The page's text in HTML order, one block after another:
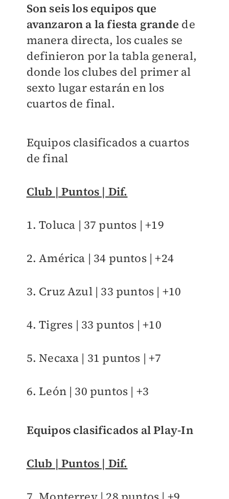
Son seis los equipos que
avanzaron a la fiesta grande de
manera directa, los cuales se
definieron por la tabla general,
donde los clubes del primer al
sexto lugar estarán en los
cuartos de final.
Equipos clasificados a cuartos
de final
Club | Puntos | Dif.
1. Toluca | 37 puntos | +19
2. América | 34 puntos | +24
3. Cruz Azul | 33 puntos | +10
4. Tigres | 33 puntos | +10
5. Necaxa | 31 puntos | +7
6. León | 30 puntos | +3
Equipos clasificados al Play-In
Club | Puntos | Dif.